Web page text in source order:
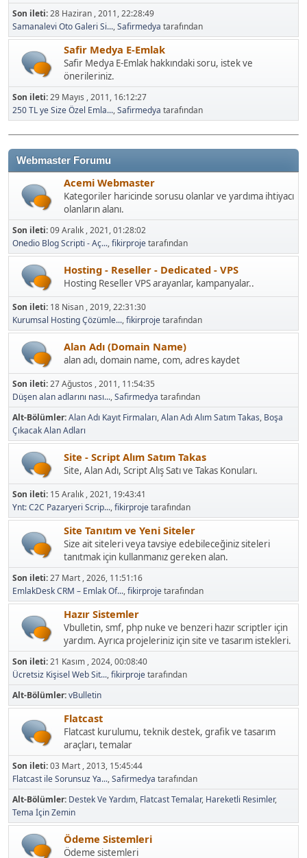
Son ileti:28 Haziran , 2011, 22:28:49
Samanalevi Oto Galeri Si...,Safirmedya tarafından
Safir Medya E-Emlak
Safir Medya E-Emlak hakkındaki soru, istek ve
önerileriniz.
Son ileti:29 Mayıs , 2011, 16:12:27
250 TL ye Size Özel Emla...,Safirmedya tarafından
Webmaster Forumu
Acemi Webmaster
Kategoriler haricinde sorusu olanlar ve yardıma ihtiyacı
olanların alanı.
Son ileti:09 Aralık , 2021, 01:28:02
Onedio Blog Scripti - Aç...,fikirprojetarafından
Hosting - Reseller - Dedicated - VPS
Hosting Reseller VPS arayanlar, kampanyalar..
Son ileti: 18 Nisan , 2019, 22:31:30
Kurumsal Hosting Çözümle...,fikirprojetarafından
Alan Adı (Domain Name)
alan adı, domain name, com, adres kaydet
Son ileti:27 Ağustos , 2011, 11:54:35
Düşen alan adlarını nası...,Safirmedya tarafından
Alt-Bölümler Alan Adı Kayıt Firmaları Alan Adı Alım Satım Takas Boşa
Çıkacak Alan Adları
Site - Script Alım Satım Takas
Site, Alan Adı, Script Alış Satı ve Takas Konuları.
Son ileti: 15 Aralık , 2021, 19:43:41
Ynt: C2C Pazaryeri Scrip...,fikirprojetarafından
Site Tanıtım ve Yeni Siteler
Size ait siteleri veya tavsiye edebileceğiniz siteleri
tanıtmak için kullanmanız gereken alan.
Son ileti:27 Mart , 2026, 11:51:16
EmlakDesk CRM – Emlak Of...,fikirprojetarafından
Hazır Sistemler
Vbulletin, smf, php nuke ve benzeri hazır scriptler için
yardım. Ayrıca projeleriniz için site ve tasarım istekleri.
Son ileti:21 Kasım , 2024, 00:08:40
Ücretsiz Kişisel Web Sit...,fikirprojetarafından
Alt-Bölümler vBulletin
Flatcast
Flatcast kurulumu, teknik destek, grafik ve tasarım
araçları, temalar
Son ileti:03 Mart , 2013, 15:45:44
Flatcast ile Sorunsuz Ya...,Safirmedya tarafından
Alt-Bölümler Destek Ve Yardım Flatcast Temalar Hareketli Resimler
Tema İçin Zemin
Ödeme Sistemleri
Ödeme sistemleri